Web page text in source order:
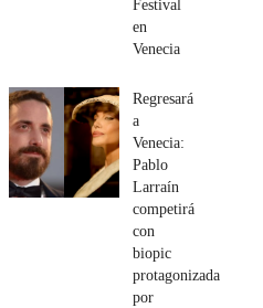
Festival
en
Venecia
Regresará
a
Venecia:
Pablo
Larraín
competirá
con
biopic
protagonizada
por